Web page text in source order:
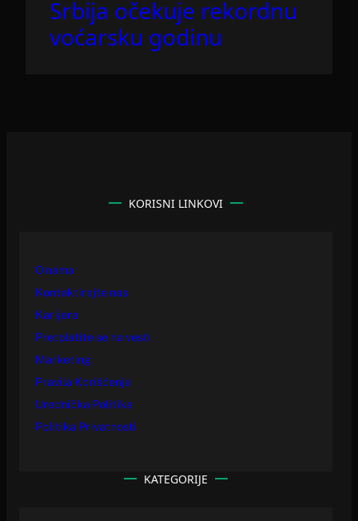
Srbija očekuje rekordnu
voćarsku godinu
KORISNI LINKOVI
O nama
Kontaktirajte nas
Karijera
Pretplatite se na vesti
Marketing
Pravila Korišćenja
Urednička Politika
Politika Privatnosti
KATEGORIJE